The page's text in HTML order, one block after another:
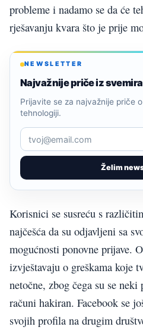
probleme i nadamo se da će
rješavanju kvara što je prije
NEWSLETTER
Najvažnije priče iz
Želim
Prijavite se za najvažnije priče
tehnologiji.
Korisnici se susreću s
najčešća da su odjavljeni sa
mogućnosti ponovne prijave.
izvještavaju o greškama koje
netočne, zbog čega su se
računi hakiran. Facebook se
svojih profila na drugim